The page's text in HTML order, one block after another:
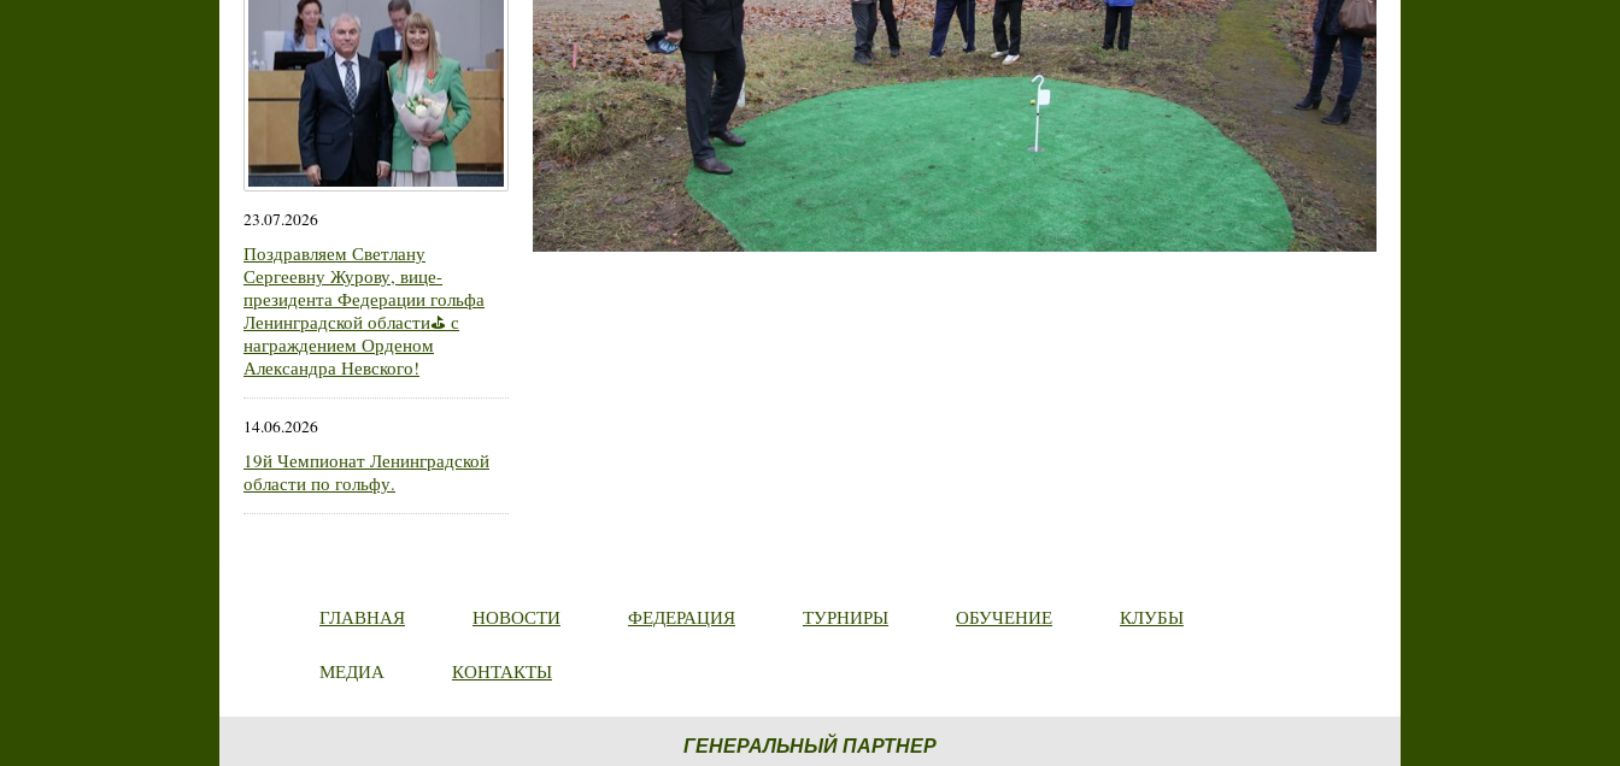
23.07.2026
Поздравляем Светлану
Сергеевну Журову, вице-
президента Федерации гольфа
Ленинградской области⛳ с
награждением Орденом
Александра Невского!
14.06.2026
19й Чемпионат Ленинградской
области по гольфу.
ГЛАВНАЯ НОВОСТИ ФЕДЕРАЦИЯ ТУРНИРЫ ОБУЧЕНИЕ КЛУБЫ
МЕДИА КОНТАКТЫ
ГЕНЕРАЛЬНЫЙ ПАРТНЕР